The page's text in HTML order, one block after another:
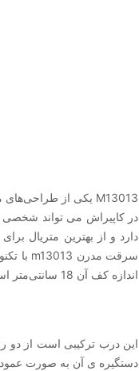
دارد و از بهترین متریال
اندازه کف آن 18 سانتی‌متر است.
این درب ترکیبی است از
دستگیره ی آن به صورت عمود